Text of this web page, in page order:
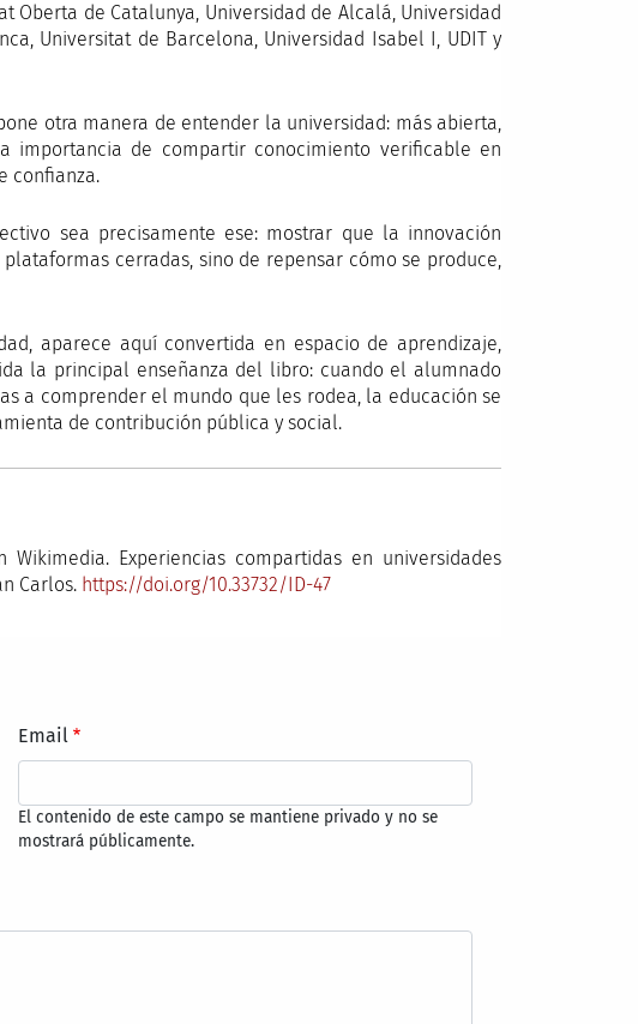
Oberta de Catalunya, Universidad de Alcalá, Universidad
Universitat de Barcelona, Universidad Isabel I, UDIT y
otra manera de entender la universidad: más abierta,
importancia de compartir conocimiento verificable en
confianza.
sea precisamente ese: mostrar que la innovación
cerradas, sino de repensar cómo se produce,
aparece aquí convertida en espacio de aprendizaje,
la principal enseñanza del libro: cuando el alumnado
a comprender el mundo que les rodea, la educación se
de contribución pública y social.
Experiencias compartidas en universidades
Carlos. https://doi.org/10.33732/ID-47
Email
El contenido de este campo se mantiene privado y no se
mostrará públicamente.